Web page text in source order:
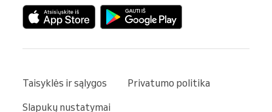
Taisyklės ir sąlygos
Privatumo politika
Slapukų nustatymai